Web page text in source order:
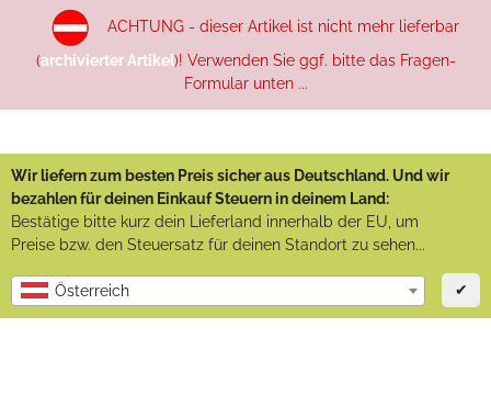
ACHTUNG - dieser Artikel ist nicht mehr lieferbar
(archivierter Artikel)! Verwenden Sie ggf. bitte das Fragen-
Formular unten ...
Wir liefern zum besten Preis sicher aus Deutschland. Und wir
bezahlen für deinen Einkauf Steuern in deinem Land:
Bestätige bitte kurz dein Lieferland innerhalb der EU, um
Preise bzw. den Steuersatz für deinen Standort zu sehen...
Österreich ✔